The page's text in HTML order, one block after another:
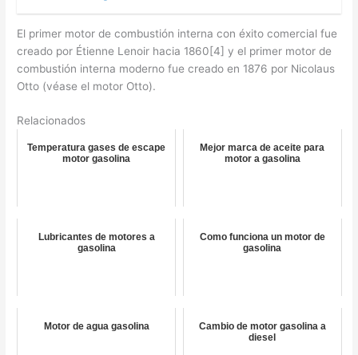
El primer motor de combustión interna con éxito comercial fue
creado por Étienne Lenoir hacia 1860[4] y el primer motor de
combustión interna moderno fue creado en 1876 por Nicolaus
Otto (véase el motor Otto).
Relacionados
Temperatura gases de escape
motor gasolina
Mejor marca de aceite para
motor a gasolina
Lubricantes de motores a
gasolina
Como funciona un motor de
gasolina
Motor de agua gasolina
Cambio de motor gasolina a
diesel